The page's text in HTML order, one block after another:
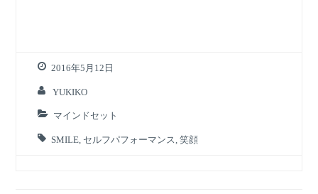
2016年5月12日
YUKIKO
マインドセット
SMILE セルフパフォーマンス ,笑顔